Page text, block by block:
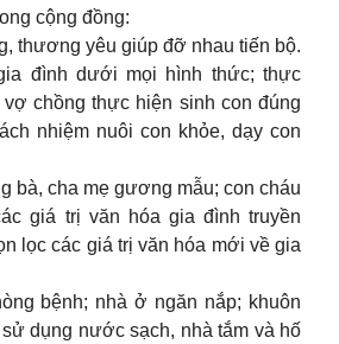
cộng đồng:
thương yêu giúp đỡ nhau tiến bộ.
đình dưới mọi hình thức; thực
chồng thực hiện sinh con đúng
nhiệm nuôi con khỏe, dạy con
bà, cha mẹ gương mẫu; con cháu
giá trị văn hóa gia đình truyền
lọc các giá trị văn hóa mới về gia
bệnh; nhà ở ngăn nắp; khuôn
dụng nước sạch, nhà tắm và hố